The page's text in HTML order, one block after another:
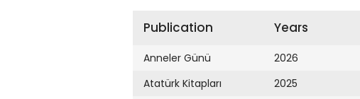
Publication
Anneler Günü
Atatürk Kitapları
Years
2026
2025